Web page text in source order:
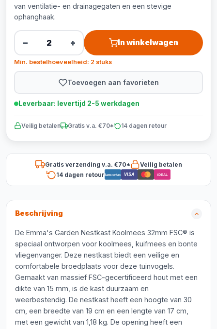
van ventilatie- en drainagegaten en een stevige
ophanghaak.
− + In winkelwagen
Min. bestelhoeveelheid: 2 stuks
Toevoegen aan favorieten
Leverbaar: levertijd 2-5 werkdagen
Veilig betalen Gratis v.a. €70* 14 dagen retour
Gratis verzending v.a. €70*
Veilig betalen
14 dagen retourBancontact VISA iDEAL
Beschrijving
De Emma's Garden Nestkast Koolmees 32mm FSC® is
speciaal ontworpen voor koolmees, kuifmees en bonte
vliegenvanger. Deze nestkast biedt een veilige en
comfortabele broedplaats voor deze tuinvogels.
Gemaakt van massief FSC-gecertificeerd hout met een
dikte van 15 mm, is de kast duurzaam en
weerbestendig. De nestkast heeft een hoogte van 30
cm, een breedte van 19 cm en een lengte van 17 cm,
met een gewicht van 1,18 kg. De opening heeft een